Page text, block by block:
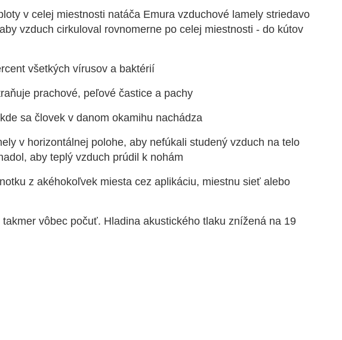
v celej miestnosti natáča Emura vzduchové lamely striedavo
vzduch cirkuloval rovnomerne po celej miestnosti - do kútov
všetkých vírusov a baktérií
prachové, peľové častice a pachy
sa človek v danom okamihu nachádza
v horizontálnej polohe, aby nefúkali studený vzduch na telo
aby teplý vzduch prúdil k nohám
z akéhokoľvek miesta cez aplikáciu, miestnu sieť alebo
vôbec počuť. Hladina akustického tlaku znížená na 19